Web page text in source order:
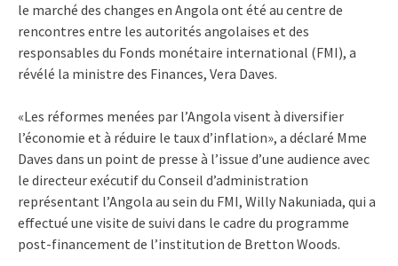
le marché des changes en Angola ont été au centre de
rencontres entre les autorités angolaises et des
responsables du Fonds monétaire international (FMI), a
révélé la ministre des Finances, Vera Daves.
«Les réformes menées par l’Angola visent à diversifier
l’économie et à réduire le taux d’inflation», a déclaré Mme
Daves dans un point de presse à l’issue d’une audience avec
le directeur exécutif du Conseil d’administration
représentant l’Angola au sein du FMI, Willy Nakuniada, qui a
effectué une visite de suivi dans le cadre du programme
post-financement de l’institution de Bretton Woods.